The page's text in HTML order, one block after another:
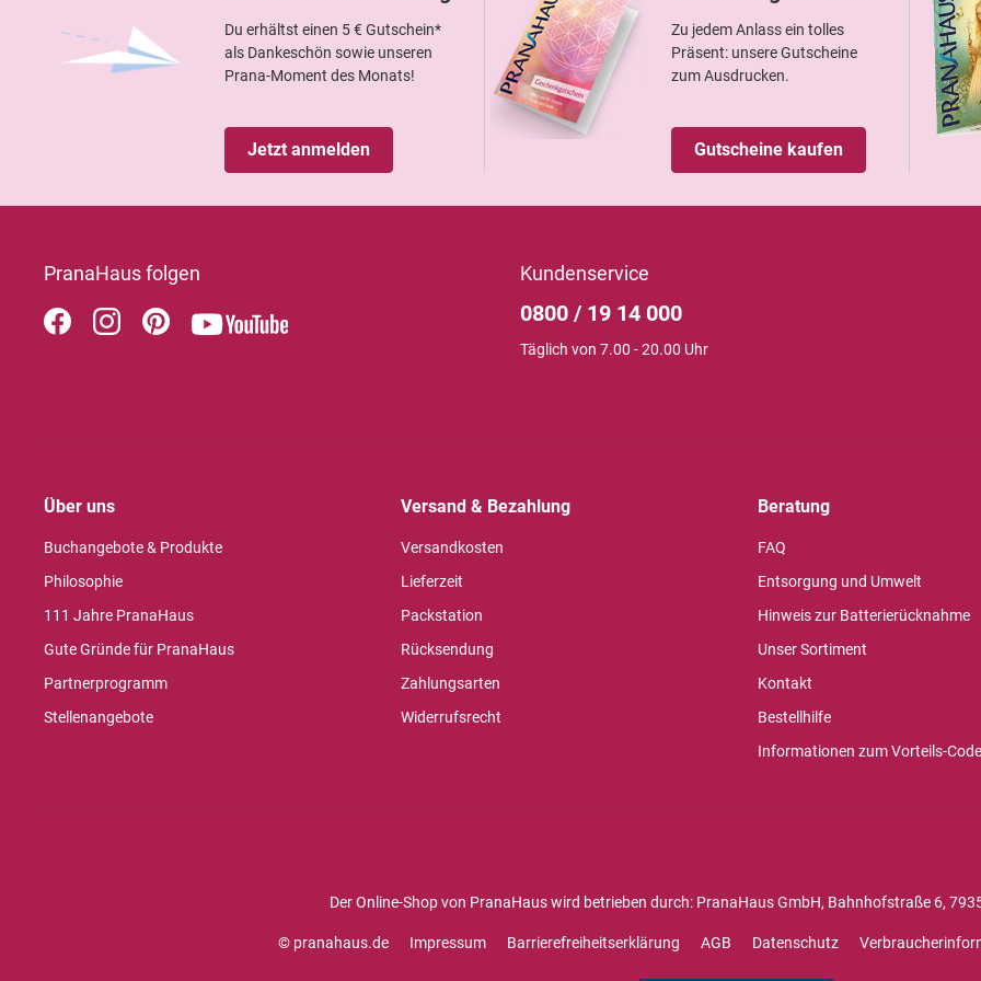
Du erhältst einen 5 € Gutschein*
als Dankeschön sowie unseren
Prana-Moment des Monats!
Jetzt anmelden
Zu jedem Anlass ein tolles
Präsent: unsere Gutscheine
zum Ausdrucken.
Gutscheine kaufen
PranaHaus folgen Kundenservice
0800 / 19 14 000
Täglich von 7.00 - 20.00 Uhr
Über uns
Buchangebote & Produkte
Philosophie
111 Jahre PranaHaus
Gute Gründe für PranaHaus
Partnerprogramm
Stellenangebote
Versand & Bezahlung
Versandkosten
Lieferzeit
Packstation
Rücksendung
Zahlungsarten
Widerrufsrecht
Beratung
FAQ
Entsorgung und Umwelt
Hinweis zur Batterierücknahme
Unser Sortiment
Kontakt
Bestellhilfe
Informationen zum Vorteils-Code
Der Online-Shop von PranaHaus wird betrieben durch: PranaHaus GmbH, Bahnhofstraße 6,
© pranahaus.de Impressum Barrierefreiheitserklärung AGB Datenschutz